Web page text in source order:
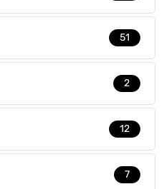
51
2
12
7